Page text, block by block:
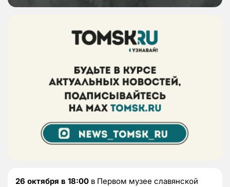
26 октября в 18:00 в Первом музее славянской